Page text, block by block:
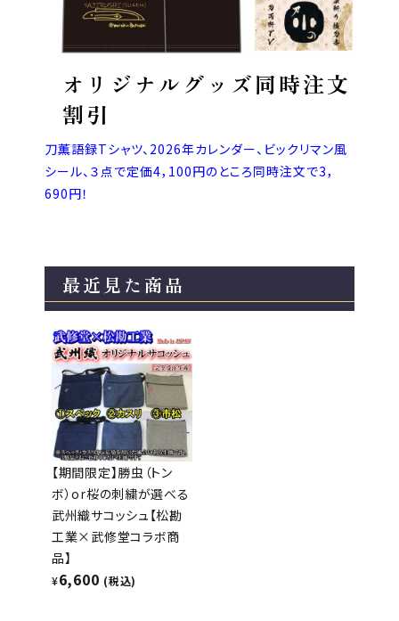
オリジナルグッズ同時注文
割引
刀薫語録Tシャツ、2026年カレンダー、ビックリマン風
シール、３点で定価4，100円のところ同時注文で3，
690円！
最近見た商品
【期間限定】勝虫（トン
ボ）or桜の刺繍が選べる
武州織サコッシュ【松勘
工業×武修堂コラボ商
品】
¥6,600 (税込)